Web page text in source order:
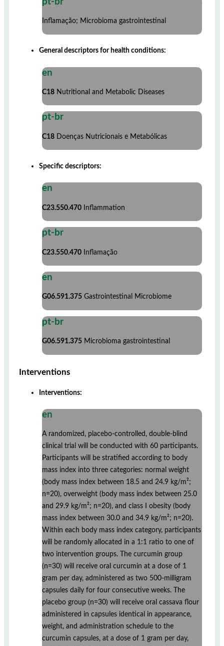
Inflamação; Microbioma gastrointestinal
General descriptors for health conditions:
en
C18 Nutritional and Metabolic Diseases
pt-br
C18 Doenças Nutricionais e Metabólicas
Specific descriptors:
en
C23.550.470 Inflammation
pt-br
C23.550.470 Inflamação
en
G06.591.375 Gastrointestinal Microbiome
pt-br
G06.591.375 Microbioma gastrointestinal
Interventions
Interventions:
en
A randomized, placebo-controlled, double-blind
clinical trial will be conducted with 60 participants.
Participants will be stratified according to body
mass index into three categories: normal weight
(body mass index between 18.5 and 24.9 kg/m²;
n=20), overweight (body mass index between 25.0
and 29.9 kg/m²; n=20), and class I obesity (body
mass index between 30.0 and 34.9 kg/m²; n=20).
Within each body mass index category, participants
will be randomly allocated in a 1:1 ratio to one of
two intervention groups. The curcumin group
(n=30) will receive oral curcumin at a dose of 1
gram per day, administered as two 500-milligram
capsules daily for four consecutive weeks. The
placebo group (n=30) will receive oral cassava flour
administered in capsules identical in appearance,
weight, and administration schedule to the
curcumin capsules, at a dose of 1 gram per day,